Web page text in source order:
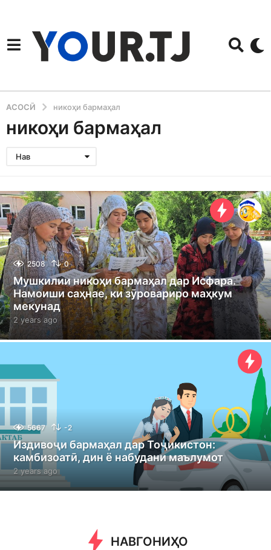
АСОСӢ никоҳи бармаҳал
никоҳи бармаҳал
Нав
2508 0
Мушкилии никоҳи бармаҳал дар Исфара.
Намоиши саҳнае, ки зӯровариро маҳкум
мекунад
2 years ago2
y
e
s
5667 -2
Издивоҷи бармаҳал дар Тоҷикистон:
камбизоатӣ, дин ё набудани маълумот
2 years ago2
e
НАВГОНИҲО